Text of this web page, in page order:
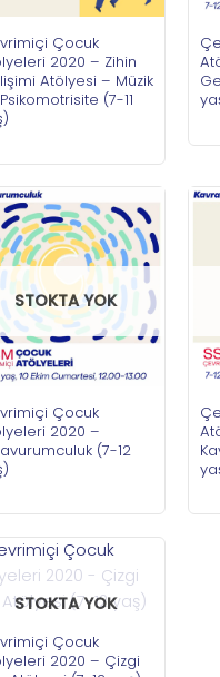
Çocuk
2020 – Zihin
Atölyesi – Müzik
(7-11
STOKTA YOK
Çocuk
2020 –
(7-12
STOKTA YOK
Çocuk
2020 – Çizgi